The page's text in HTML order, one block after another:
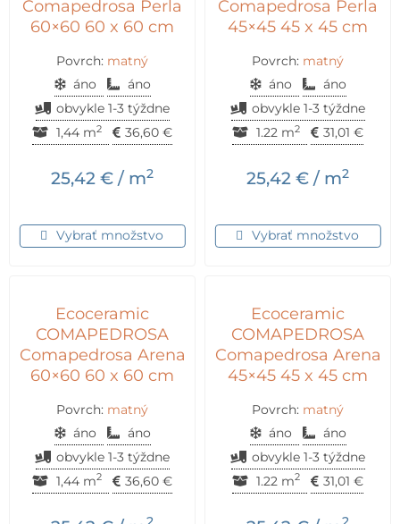
Comapedrosa Perla
60×60 60 x 60 cm
Povrch: matný
áno
áno
obvykle 1-3 týždne
1,44 m2 36,60 €
25,42 € / m2
Vybrať množstvo
Comapedrosa Perla
45×45 45 x 45 cm
Povrch: matný
áno
áno
obvykle 1-3 týždne
1.22 m2 31,01 €
25,42 € / m2
Vybrať množstvo
Ecoceramic
COMAPEDROSA
Comapedrosa Arena
60×60 60 x 60 cm
Povrch: matný
áno
áno
obvykle 1-3 týždne
1,44 m2 36,60 €
Ecoceramic
COMAPEDROSA
Comapedrosa Arena
45×45 45 x 45 cm
Povrch: matný
áno
áno
obvykle 1-3 týždne
1.22 m2 31,01 €